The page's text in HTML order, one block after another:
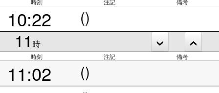
時刻 注記 備考
10:22 ()
11 時
時刻 注記 備考
11:02 ()